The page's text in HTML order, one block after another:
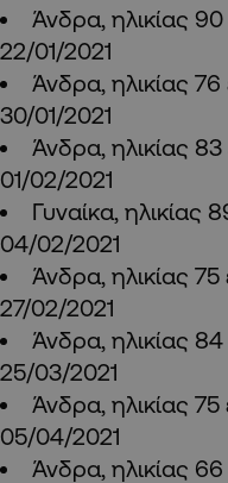
Άνδρα, ηλικίας
22/01/2021
Άνδρα, ηλικίας
30/01/2021
Άνδρα, ηλικίας
01/02/2021
Γυναίκα, ηλικίας
04/02/2021
Άνδρα, ηλικίας
27/02/2021
Άνδρα, ηλικίας
25/03/2021
Άνδρα, ηλικίας
05/04/2021
Άνδρα, ηλικίας